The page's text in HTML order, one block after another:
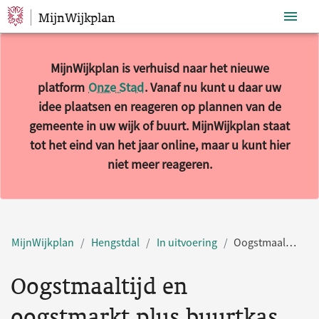
Sla navigatie over
MijnWijkplan
MijnWijkplan is verhuisd naar het nieuwe
platform Onze Stad. Vanaf nu kunt u daar uw
idee plaatsen en reageren op plannen van de
gemeente in uw wijk of buurt. MijnWijkplan staat
tot het eind van het jaar online, maar u kunt hier
niet meer reageren.
MijnWijkplan Hengstdal In uitvoering Oogstmaaltijd en oogstmarkt plus buurtkas
Oogstmaaltijd en